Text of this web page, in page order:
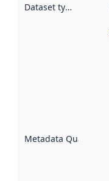
Dataset type
Metadata Quality